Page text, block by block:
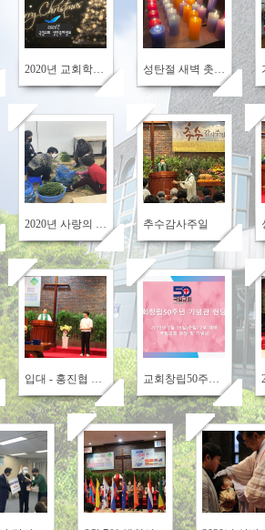
714 710
700
추수감사주일
711
722 658
595 797